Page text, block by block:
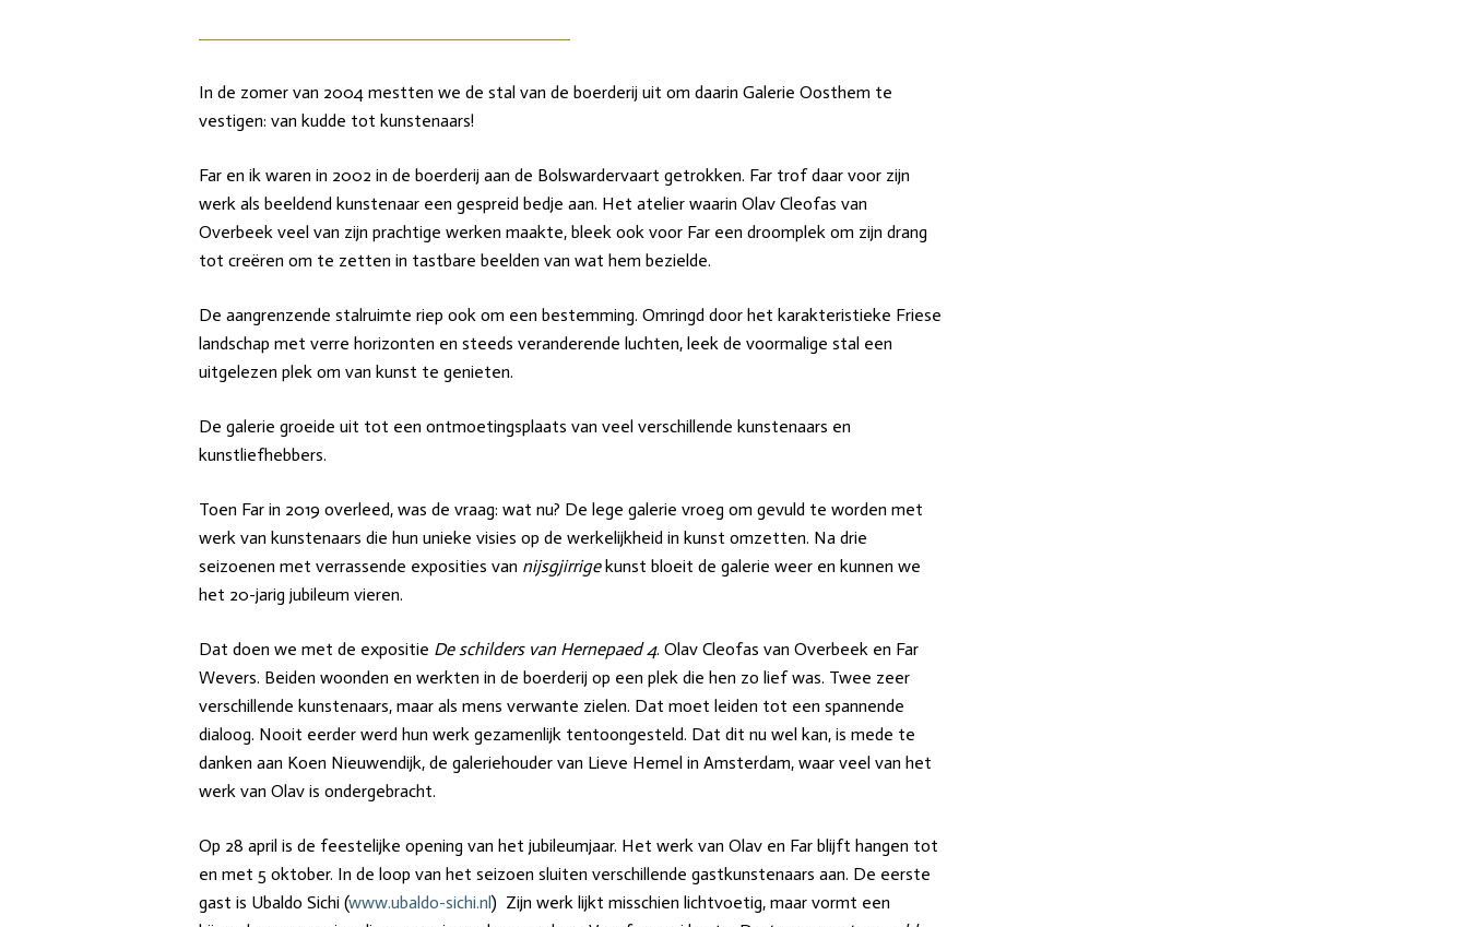
In de zomer van 2004 mestten we de stal van de boerderij uit om daarin Galerie Oosthem te
vestigen: van kudde tot kunstenaars!
Far en ik waren in 2002 in de boerderij aan de Bolswardervaart getrokken. Far trof daar voor zijn
werk als beeldend kunstenaar een gespreid bedje aan. Het atelier waarin Olav Cleofas van
Overbeek veel van zijn prachtige werken maakte, bleek ook voor Far een droomplek om zijn drang
tot creëren om te zetten in tastbare beelden van wat hem bezielde.
De aangrenzende stalruimte riep ook om een bestemming. Omringd door het karakteristieke Friese
landschap met verre horizonten en steeds veranderende luchten, leek de voormalige stal een
uitgelezen plek om van kunst te genieten.
De galerie groeide uit tot een ontmoetingsplaats van veel verschillende kunstenaars en
kunstliefhebbers.
Toen Far in 2019 overleed, was de vraag: wat nu? De lege galerie vroeg om gevuld te worden met
werk van kunstenaars die hun unieke visies op de werkelijkheid in kunst omzetten. Na drie
seizoenen met verrassende exposities van nijsgjirrigekunst bloeit de galerie weer en kunnen we
het 20-jarig jubileum vieren.
Dat doen we met de expositie De schilders van Hernepaed 4. Olav Cleofas van Overbeek en Far
Wevers. Beiden woonden en werkten in de boerderij op een plek die hen zo lief was. Twee zeer
verschillende kunstenaars, maar als mens verwante zielen. Dat moet leiden tot een spannende
dialoog. Nooit eerder werd hun werk gezamenlijk tentoongesteld. Dat dit nu wel kan, is mede te
danken aan Koen Nieuwendijk, de galeriehouder van Lieve Hemel in Amsterdam, waar veel van het
werk van Olav is ondergebracht.
Op 28 april is de feestelijke opening van het jubileumjaar. Het werk van Olav en Far blijft hangen tot
en met 5 oktober. In de loop van het seizoen sluiten verschillende gastkunstenaars aan. De eerste
gast is Ubaldo Sichi (www.ubaldo-sichi.nl) Zijn werk lijkt misschien lichtvoetig, maar vormt een